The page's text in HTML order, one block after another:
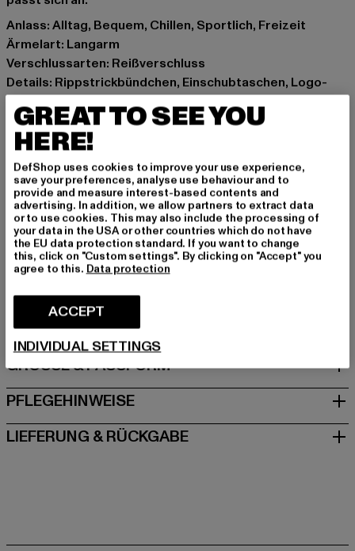
Anlass: Alltag, Bequem, Chillen, Sportlich, Freizeit
Ärmelart: Langarm
Verschlussarten: Reißverschluss
Details: Rippstrickbündchen, Einschubtaschen, Logo-
Schnitt: Normal
Marke: UNFAIR ATHLETICS
Kat.: Übergangsjacken
Farbe: olive
Hersteller Farbe: olive
Materialzusammensetzung: 100% Nylon, 100% Polyester
Innenfutter: Polyester
Art.Nr: UNFR26-047-00176
Hersteller: UTEX GmbH |
Tulbeckstraße 32 | 80339 München | DE
GRÖSSE & PASSFORM
PFLEGEHINWEISE
LIEFERUNG & RÜCKGABE
GREAT TO SEE YOU
HERE!
DefShop uses cookies to improve your use experience,
save your preferences, analyse use behaviour and to
provide and measure interest-based contents and
advertising. In addition, we allow partners to extract data
or to use cookies. This may also include the processing of
your data in the USA or other countries which do not have
the EU data protection standard. If you want to change
this, click on "Custom settings". By clicking on "Accept" you
agree to this. Data protection
ACCEPT
INDIVIDUAL SETTINGS